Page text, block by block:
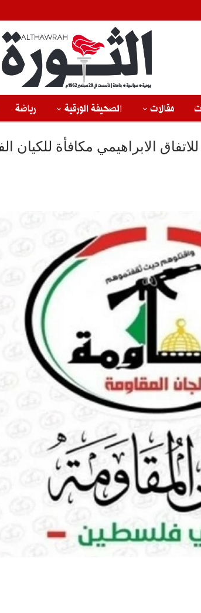
مقالات الصحيفة الورقية رياضة
الابراهيمي مكافأة للكيان